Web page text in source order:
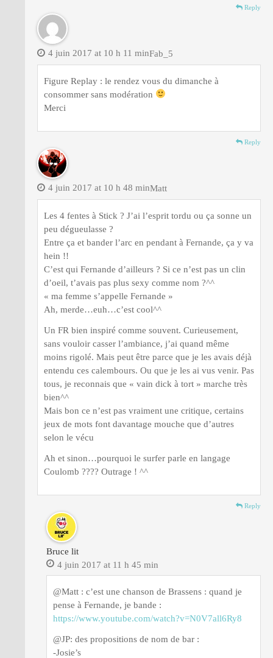
Reply
Fab_5
4 juin 2017 at 10 h 11 min
Figure Replay : le rendez vous du dimanche à
consommer sans modération
Merci
Reply
Matt
4 juin 2017 at 10 h 48 min
Les 4 fentes à Stick ? J’ai l’esprit tordu ou ça sonne un
peu dégueulasse ?
Entre ça et bander l’arc en pendant à Fernande, ça y va
hein !!
C’est qui Fernande d’ailleurs ? Si ce n’est pas un clin
d’oeil, t’avais pas plus sexy comme nom ?^^
« ma femme s’appelle Fernande »
Ah, merde…euh…c’est cool^^
Un FR bien inspiré comme souvent. Curieusement,
sans vouloir casser l’ambiance, j’ai quand même
moins rigolé. Mais peut être parce que je les avais déjà
entendu ces calembours. Ou que je les ai vus venir. Pas
tous, je reconnais que « vain dick à tort » marche très
bien^^
Mais bon ce n’est pas vraiment une critique, certains
jeux de mots font davantage mouche que d’autres
selon le vécu
Ah et sinon…pourquoi le surfer parle en langage
Coulomb ???? Outrage ! ^^
Reply
Bruce lit
4 juin 2017 at 11 h 45 min
@Matt : c’est une chanson de Brassens : quand je
pense à Fernande, je bande :
https://www.youtube.com/watch?v=N0V7all6Ry8
@JP: des propositions de nom de bar :
-Josie’s